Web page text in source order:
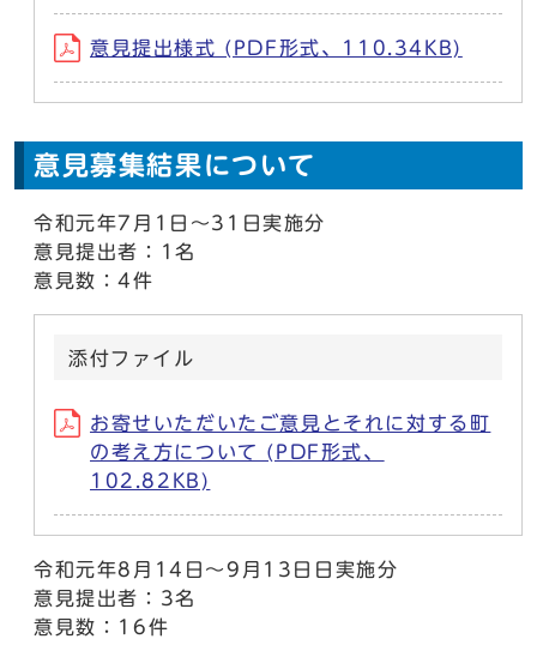
意見提出様式 (PDF形式、110.34KB)
意見募集結果について
令和元年7月1日～31日実施分
意見提出者：1名
意見数：4件
添付ファイル
お寄せいただいたご意見とそれに対する町
の考え方について (PDF形式、
102.82KB)
令和元年8月14日～9月13日日実施分
意見提出者：3名
意見数：16件